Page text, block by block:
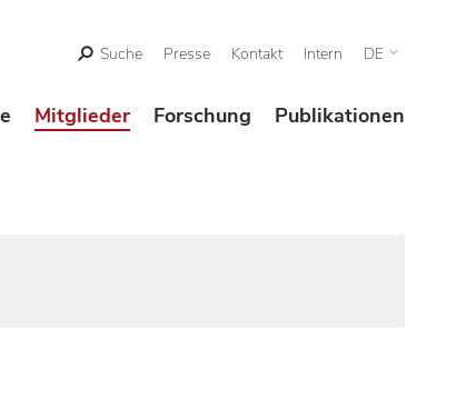
Suche Presse Kontakt Intern DE
Mitglieder Forschung Publikationen